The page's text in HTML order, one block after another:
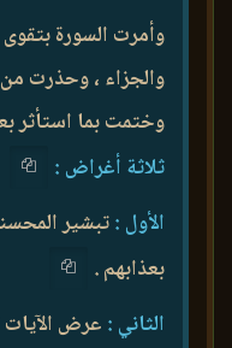
وأمرت السورة
والجزاء ، وحذرت
وختمت بما استأثر
ثلاثة أغراض :
الأول :تبشير
بعذابهم .
الثاني :عرض الآيات